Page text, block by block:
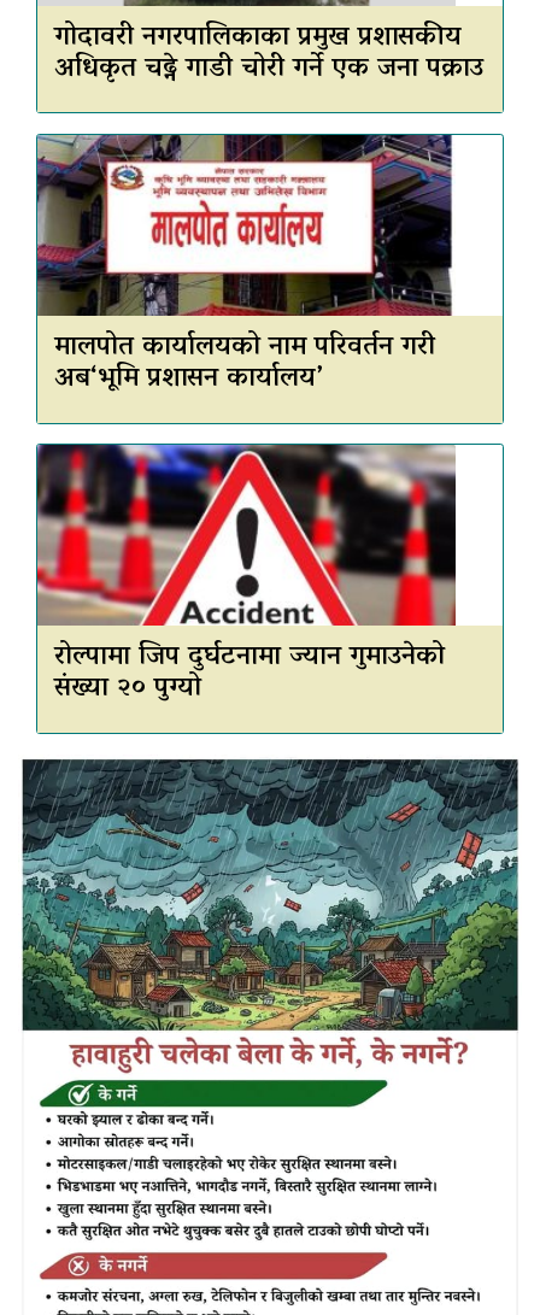
गोदावरी नगरपालिकाका प्रमुख प्रशासकीय
अधिकृत चढ्ने गाडी चोरी गर्ने एक जना पक्राउ
मालपोत कार्यालयको नाम परिवर्तन गरी
अब‘भूमि प्रशासन कार्यालय’
रोल्पामा जिप दुर्घटनामा ज्यान गुमाउनेको
संख्या २० पुग्यो